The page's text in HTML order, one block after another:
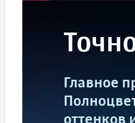
Главное
оттенков